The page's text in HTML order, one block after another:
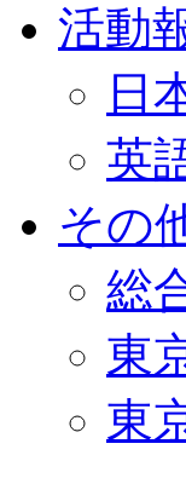
活動
日
英
その
総
東
東